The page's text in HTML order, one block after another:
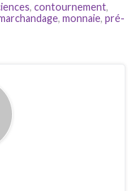
, contournement,
, monnaie, pré-